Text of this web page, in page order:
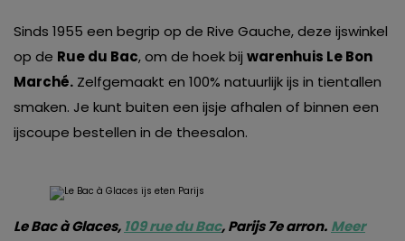
Sinds 1955 een begrip op de Rive Gauche, deze ijswinkel
op de Rue du Bac, om de hoek bij warenhuis Le Bon
Marché. Zelfgemaakt en 100% natuurlijk ijs in tientallen
smaken. Je kunt buiten een ijsje afhalen of binnen een
ijscoupe bestellen in de theesalon.
Le Bac à Glaces, 109 rue du Bac, Parijs 7e arron. Meer